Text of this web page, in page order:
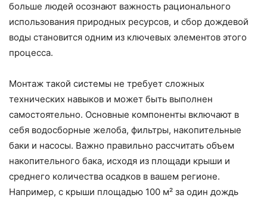
больше людей осознают важность рационального
использования природных ресурсов, и сбор дождевой
воды становится одним из ключевых элементов этого
процесса.
Монтаж такой системы не требует сложных
технических навыков и может быть выполнен
самостоятельно. Основные компоненты включают в
себя водосборные желоба, фильтры, накопительные
баки и насосы. Важно правильно рассчитать объем
накопительного бака, исходя из площади крыши и
среднего количества осадков в вашем регионе.
Например, с крыши площадью 100 м² за один дождь